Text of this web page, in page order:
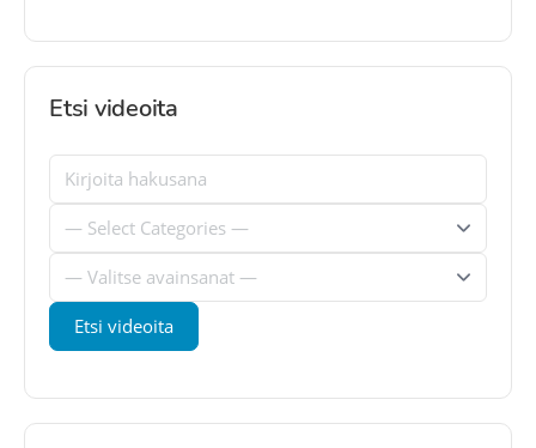
Etsi videoita